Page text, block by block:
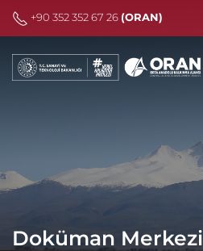
+90 352 352 67 26 (ORAN)
Doküman Merkezi